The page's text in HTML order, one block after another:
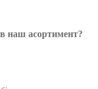
наш асортимент?